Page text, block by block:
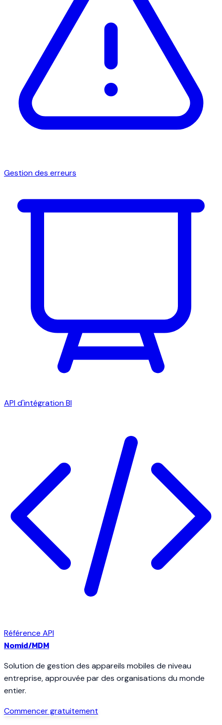
Gestion des erreurs
API d'intégration BI
Référence API
Nomid/MDM
Solution de gestion des appareils mobiles de niveau
entreprise, approuvée par des organisations du monde
entier.
Commencer gratuitement